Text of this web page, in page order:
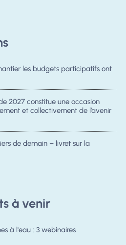
les budgets participatifs ont
2027 constitue une occasion
et collectivement de l’avenir
de demain – livret sur la
à venir
à l'eau : 3 webinaires